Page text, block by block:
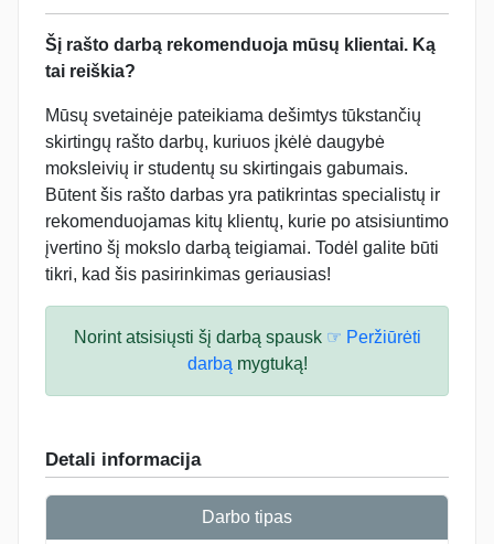
Šį rašto darbą rekomenduoja mūsų klientai. Ką
tai reiškia?
Mūsų svetainėje pateikiama dešimtys tūkstančių
skirtingų rašto darbų, kuriuos įkėlė daugybė
moksleivių ir studentų su skirtingais gabumais.
Būtent šis rašto darbas yra patikrintas specialistų ir
rekomenduojamas kitų klientų, kurie po atsisiuntimo
įvertino šį mokslo darbą teigiamai. Todėl galite būti
tikri, kad šis pasirinkimas geriausias!
Norint atsisiųsti šį darbą spausk ☞ Peržiūrėti
darbą mygtuką!
Detali informacija
Darbo tipas